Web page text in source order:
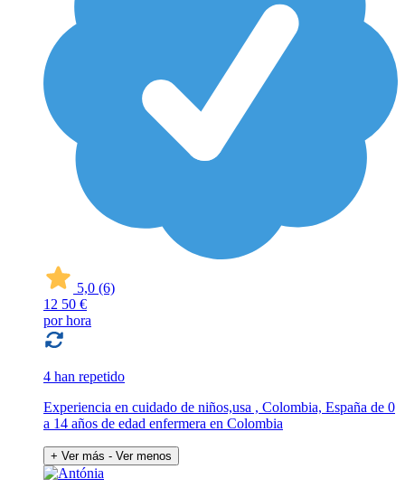
5,0 (6)
12 50 €
por hora
4 han repetido
Experiencia en cuidado de niños,usa , Colombia, España de 0
a 14 años de edad enfermera en Colombia
+ Ver más - Ver menos